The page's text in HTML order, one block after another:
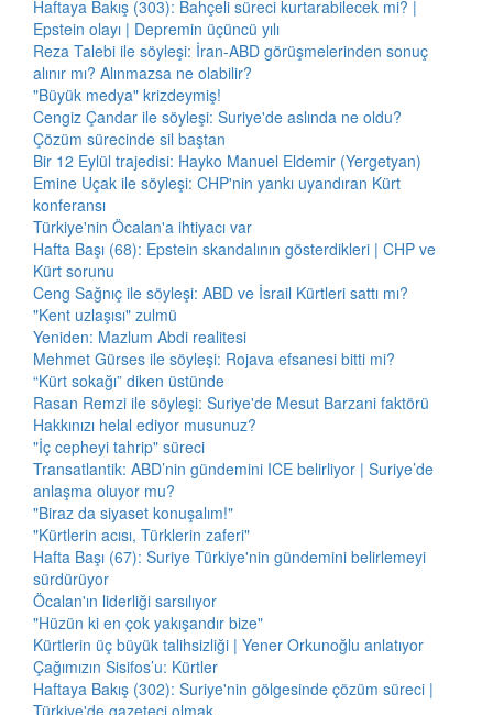
Haftaya Bakış (303): Bahçeli süreci kurtarabilecek mi? |
Epstein olayı | Depremin üçüncü yılı
Reza Talebi ile söyleşi: İran-ABD görüşmelerinden sonuç
alınır mı? Alınmazsa ne olabilir?
"Büyük medya" krizdeymiş!
Cengiz Çandar ile söyleşi: Suriye'de aslında ne oldu?
Çözüm sürecinde sil baştan
Bir 12 Eylül trajedisi: Hayko Manuel Eldemir (Yergetyan)
Emine Uçak ile söyleşi: CHP'nin yankı uyandıran Kürt
konferansı
Türkiye'nin Öcalan'a ihtiyacı var
Hafta Başı (68): Epstein skandalının gösterdikleri | CHP ve
Kürt sorunu
Ceng Sağnıç ile söyleşi: ABD ve İsrail Kürtleri sattı mı?
"Kent uzlaşısı" zulmü
Yeniden: Mazlum Abdi realitesi
Mehmet Gürses ile söyleşi: Rojava efsanesi bitti mi?
“Kürt sokağı” diken üstünde
Rasan Remzi ile söyleşi: Suriye'de Mesut Barzani faktörü
Hakkınızı helal ediyor musunuz?
"İç cepheyi tahrip" süreci
Transatlantik: ABD’nin gündemini ICE belirliyor | Suriye’de
anlaşma oluyor mu?
"Biraz da siyaset konuşalım!"
"Kürtlerin acısı, Türklerin zaferi"
Hafta Başı (67): Suriye Türkiye'nin gündemini belirlemeyi
sürdürüyor
Öcalan'ın liderliği sarsılıyor
"Hüzün ki en çok yakışandır bize"
Kürtlerin üç büyük talihsizliği | Yener Orkunoğlu anlatıyor
Çağımızın Sisifos’u: Kürtler
Haftaya Bakış (302): Suriye'nin gölgesinde çözüm süreci |
Türkiye'de gazeteci olmak